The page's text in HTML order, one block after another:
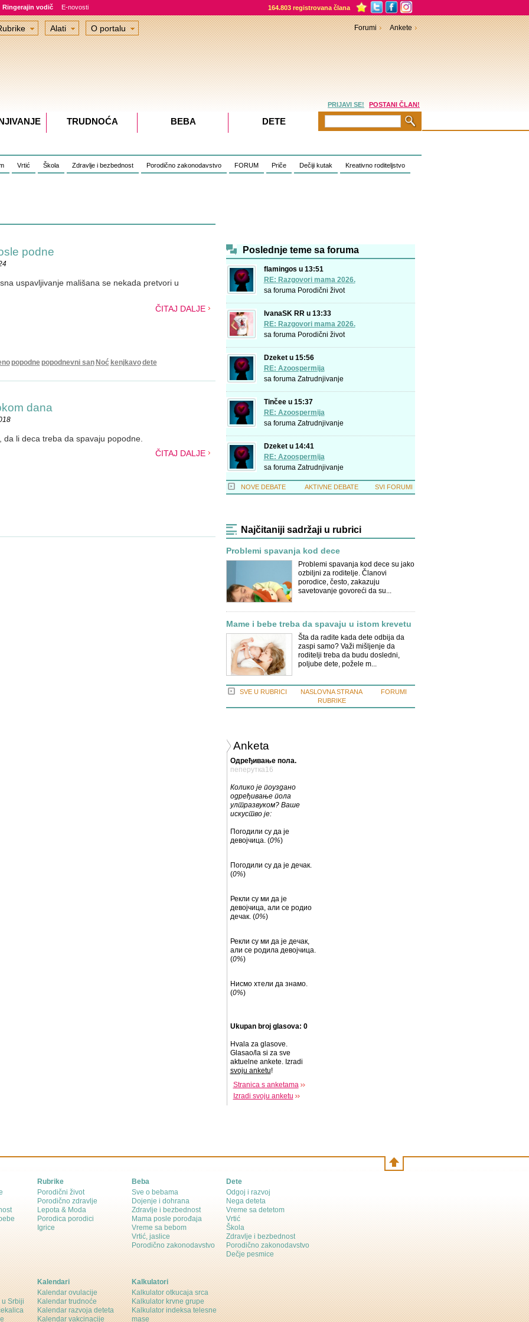
Ringerajin vodič E-novosti 164.803 registrovana člana
Vrtić Škola Zdravlje i bezbednost Porodično zakonodavstvo FORUM Priče Dečiji kutak Kreativno roditeljstvo
podne
uspavljivanje mališana se nekada pretvori u
ČITAJ DALJE
popodne popodnevni san Noć kenjkavodete
dana
da li deca treba da spavaju popodne.
ČITAJ DALJE
Poslednje teme sa foruma
flamingos u 13:51
RE: Razgovori mama 2026.
sa foruma Porodični život
IvanaSK RR u 13:33
RE: Razgovori mama 2026.
sa foruma Porodični život
Dzeket u 15:56
RE: Azoospermija
sa foruma Zatrudnjivanje
Tinčee u 15:37
RE: Azoospermija
sa foruma Zatrudnjivanje
Dzeket u 14:41
RE: Azoospermija
sa foruma Zatrudnjivanje
NOVE DEBATE AKTIVNE DEBATE SVI FORUMI
Najčitaniji sadržaji u rubrici
Problemi spavanja kod dece
Problemi spavanja kod dece su jako
ozbiljni za roditelje. Članovi
porodice, često, zakazuju
savetovanje govoreći da su...
Mame i bebe treba da spavaju u istom krevetu
Šta da radite kada dete odbija da
zaspi samo? Važi mišljenje da
roditelji treba da budu dosledni,
poljube dete, požele m...
SVE U RUBRICI
NASLOVNA STRANA
RUBRIKE
FORUMI
Anketa
Одређивање пола.
пеперутка16
Колико је поуздано
одређивање пола
ултразвуком? Ваше
искуство је:
Погодили су да је
девојчица. (0%)
Погодили су да је дечак.
(0%)
Рекли су ми да је
девојчица, али се родио
дечак. (0%)
Рекли су ми да је дечак,
али се родила девојчица.
(0%)
Нисмо хтели да знамо.
(0%)
Ukupan broj glasova: 0
Hvala za glasove.
Glasao/la si za sve
aktuelne ankete. Izradi
svoju anketu!
Stranica s anketama
Izradi svoju anketu
Alati O portalu Forumi Ankete
PRIJAVI SE! POSTANI ČLAN!
TRUDNOĆA BEBA DETE
Rubrike
Porodični život
Porodično zdravlje
Lepota & Moda
Porodica porodici
Igrice
Beba
Sve o bebama
Dojenje i dohrana
Zdravlje i bezbednost
Mama posle porođaja
Vreme sa bebom
Vrtić, jaslice
Porodično zakonodavstvo
Dete
Odgoj i razvoj
Nega deteta
Vreme sa detetom
Vrtić
Škola
Zdravlje i bezbednost
Porodično zakonodavstvo
Dečje pesmice
u Srbiji
Kalendari
Kalendar ovulacije
Kalendar trudnoće
Kalendar razvoja deteta
Kalendar vakcinacije
Kalkulatori
Kalkulator otkucaja srca
Kalkulator krvne grupe
Kalkulator indeksa telesne
mase